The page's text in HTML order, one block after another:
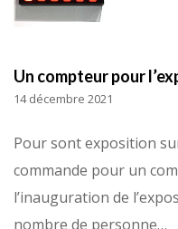
Un compteur pour
14 décembre 2021
Pour sont exposition
commande pour un
l’inauguration de
nombre de personne…